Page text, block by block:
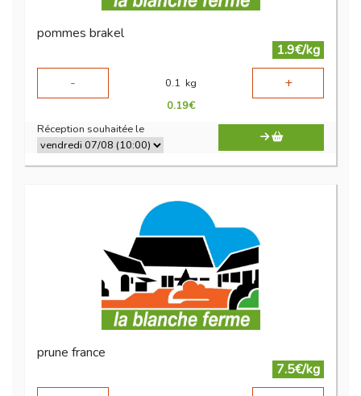
pommes brakel
1.9€/kg
-
0.1 kg +
0.19€
Réception souhaitée le
prune france
7.5€/kg